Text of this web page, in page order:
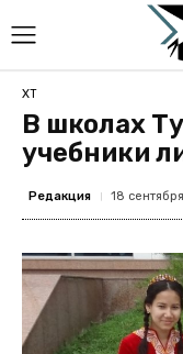
ХТ
В школах
учебники
Редакция 18